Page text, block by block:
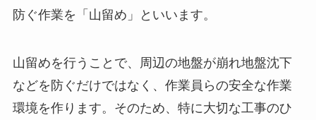
防ぐ作業を「山留め」といいます。
山留めを行うことで、周辺の地盤が崩れ地盤沈下
などを防ぐだけではなく、作業員らの安全な作業
環境を作ります。そのため、特に大切な工事のひ